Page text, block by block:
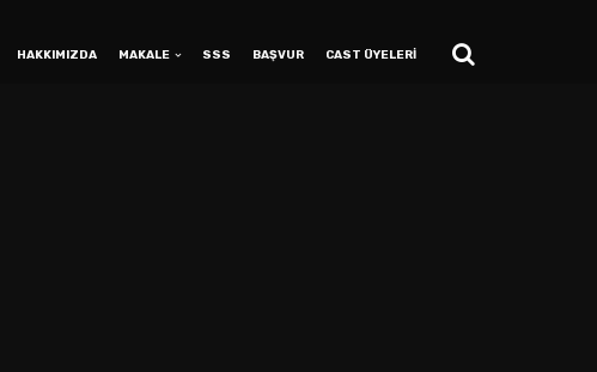
HAKKIMIZDA MAKALE SSS BAŞVUR CAST ÜYELERİ